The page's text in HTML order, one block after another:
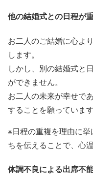
他の結婚式との日程が
お二人のご結婚に心よ
します。
しかし、別の結婚式と
ができません。
お二人の未来が幸せで
することを願っています
※日程の重複を理由に
ちを伝えることで、心
体調不良による出席不